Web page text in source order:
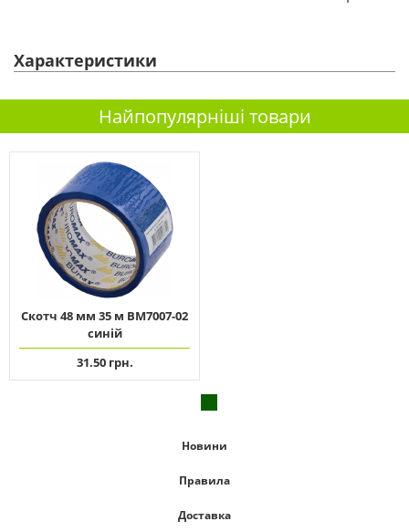
Характеристики
Найпопулярніші товари
Скотч 48 мм 35 м ВМ7007-02
синій
31.50 грн.
Новини
Правила
Доставка